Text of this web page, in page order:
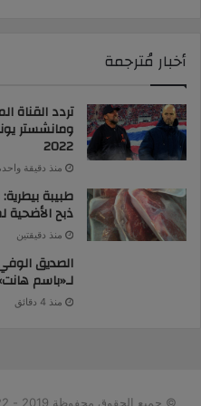
أخبار مُترجمة
تردد القناة
2022
منذ دقيقة
ذبح الأضحية
منذ دقيقتين
الصديق
لـ«باسم
منذ 4 دقائق
© جميع الحقوق محفوظة 2019 - 2022 -